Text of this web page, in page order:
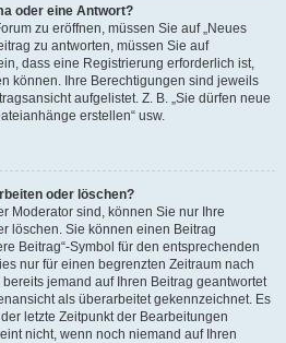
oder eine Antwort?
zu eröffnen, müssen Sie auf „Neues
zu antworten, müssen Sie auf
dass eine Registrierung erforderlich ist,
können. Ihre Berechtigungen sind jeweils
aufgelistet. Z. B. „Sie dürfen neue
erstellen“ usw.
oder löschen?
Moderator sind, können Sie nur Ihre
löschen. Sie können einen Beitrag
Beitrag“-Symbol für den entsprechenden
nur für einen begrenzten Zeitraum nach
jemand auf Ihren Beitrag geantwortet
als überarbeitet gekennzeichnet. Es
letzte Zeitpunkt der Bearbeitungen
nicht, wenn noch niemand auf Ihren